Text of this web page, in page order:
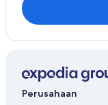
Perusahaan